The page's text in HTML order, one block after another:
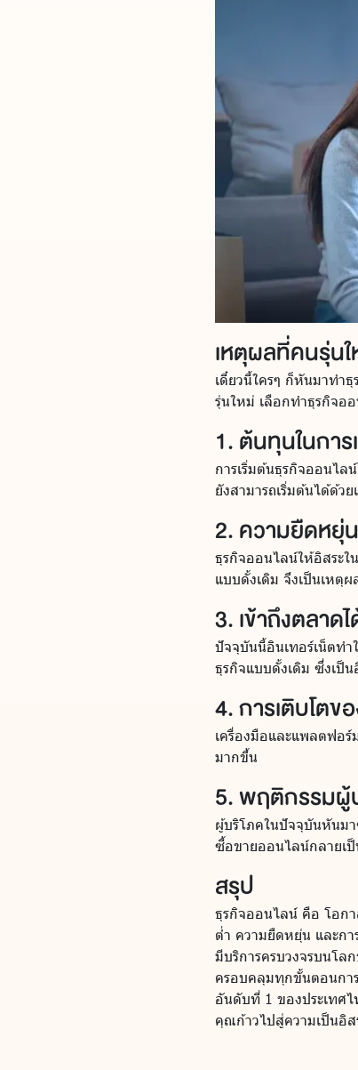
เหตุผลที่คนรุ่น
เดี๋ยวนี้ใครๆ ก็หันมาทำ
รุ่นใหม่ เลือกทำธุรกิจอ
1. ต้นทุนในกา
การเริ่มต้นธุรกิจออนไล
ยังสามารถเริ่มต้นได้ด้ว
2. ความยืดหยุ่
ธุรกิจออนไลน์ให้อิสระใ
แบบดั้งเดิม จึงเป็นเหตุ
3. เข้าถึงตลาด
ปัจจุบันนี้อินเทอร์เน็ตทำ
ธุรกิจแบบดั้งเดิม ซึ่งเป็
4. การเติบโตข
เครื่องมือและแพลตฟอ
มากขึ้น
5. พฤติกรรมผู้
ผู้บริโภคในปัจจุบันหันม
ซื้อขายออนไลน์กลายเ
สรุป
ธุรกิจออนไลน์ คือ โอก
ต่ำ ความยืดหยุ่น และกา
มีบริการครบวงจรบนโล
ครอบคลุมทุกขั้นตอนกา
อันดับที่ 1 ของประเทศ
คุณก้าวไปสู่ความเป็นอิส